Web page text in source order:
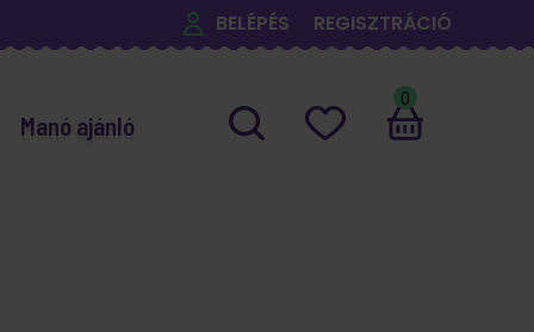
BELÉPÉS REGISZTRÁCIÓ
Manó ajánló
0